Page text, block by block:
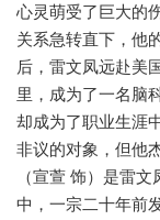
心灵萌受了巨大的
关系急转直下，他
后，雷文凤远赴美
里，成为了一名脑
却成为了职业生涯
非议的对象，但他
（宣萱 饰）是雷
中，一宗二十年前